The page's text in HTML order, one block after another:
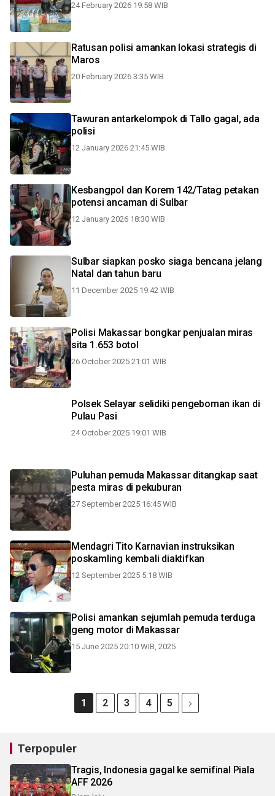
24 February 2026 19:58 WIB
Ratusan polisi amankan lokasi strategis di
Maros
20 February 2026 3:35 WIB
Tawuran antarkelompok di Tallo gagal, ada
polisi
12 January 2026 21:45 WIB
Kesbangpol dan Korem 142/Tatag petakan
potensi ancaman di Sulbar
12 January 2026 18:30 WIB
Sulbar siapkan posko siaga bencana jelang
Natal dan tahun baru
11 December 2025 19:42 WIB
Polisi Makassar bongkar penjualan miras
sita 1.653 botol
26 October 2025 21:01 WIB
Polsek Selayar selidiki pengeboman ikan di
Pulau Pasi
24 October 2025 19:01 WIB
Puluhan pemuda Makassar ditangkap saat
pesta miras di pekuburan
27 September 2025 16:45 WIB
Mendagri Tito Karnavian instruksikan
poskamling kembali diaktifkan
12 September 2025 5:18 WIB
Polisi amankan sejumlah pemuda terduga
geng motor di Makassar
15 June 2025 20:10 WIB, 2025
1 2 3 4 5
Terpopuler
Tragis, Indonesia gagal ke semifinal Piala
AFF 2026